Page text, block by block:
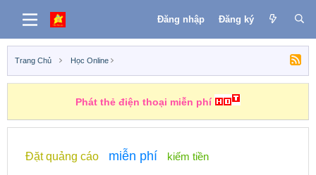
Đăng nhập Đăng ký
Trang Chủ Học Online
Phát thẻ điện thoại miễn phí
Đặt quảng cáo miễn phí kiếm tiền